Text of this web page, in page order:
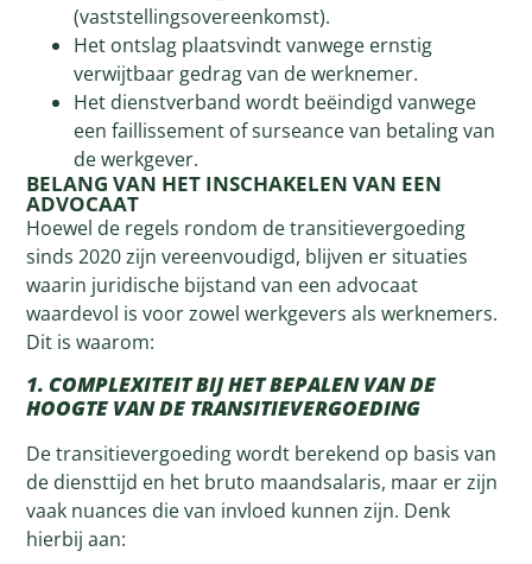
(vaststellingsovereenkomst).
Het ontslag plaatsvindt vanwege ernstig
verwijtbaar gedrag van de werknemer.
Het dienstverband wordt beëindigd vanwege
een faillissement of surseance van betaling van
de werkgever.
BELANG VAN HET INSCHAKELEN VAN EEN
ADVOCAAT
Hoewel de regels rondom de transitievergoeding
sinds 2020 zijn vereenvoudigd, blijven er situaties
waarin juridische bijstand van een advocaat
waardevol is voor zowel werkgevers als werknemers.
Dit is waarom:
1. COMPLEXITEIT BIJ HET BEPALEN VAN DE
HOOGTE VAN DE TRANSITIEVERGOEDING
De transitievergoeding wordt berekend op basis van
de diensttijd en het bruto maandsalaris, maar er zijn
vaak nuances die van invloed kunnen zijn. Denk
hierbij aan: